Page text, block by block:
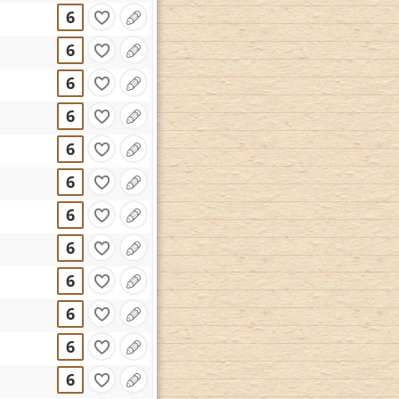
6
6
6
6
6
6
6
6
6
6
6
6